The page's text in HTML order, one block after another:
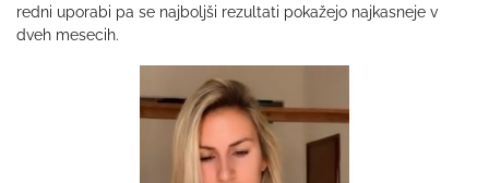
redni uporabi pa se najboljši rezultati pokažejo najkasneje v
dveh mesecih.